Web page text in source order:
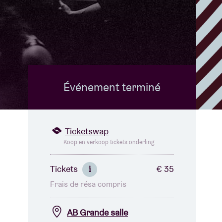
Événement terminé
Ticketswap
Koop en verkoop tickets onderling
Tickets i € 35
Frais de résa compris
AB Grande salle